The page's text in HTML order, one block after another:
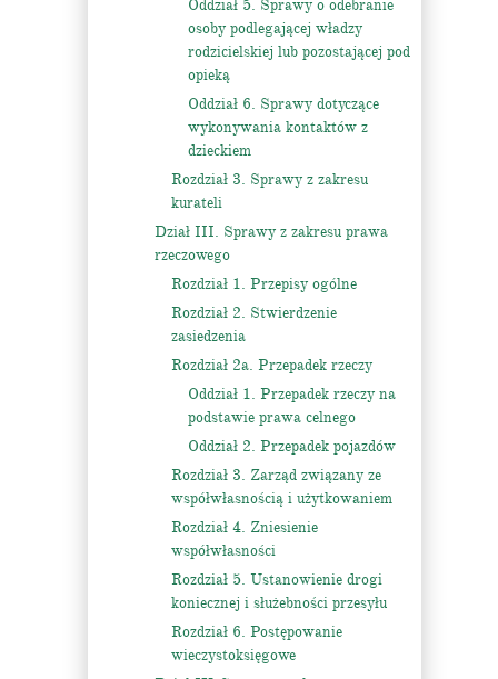
Oddział 5. Sprawy o odebranie
osoby podlegającej władzy
rodzicielskiej lub pozostającej pod
opieką
Oddział 6. Sprawy dotyczące
wykonywania kontaktów z
dzieckiem
Rozdział 3. Sprawy z zakresu
kurateli
Dział III. Sprawy z zakresu prawa
rzeczowego
Rozdział 1. Przepisy ogólne
Rozdział 2. Stwierdzenie
zasiedzenia
Rozdział 2a. Przepadek rzeczy
Oddział 1. Przepadek rzeczy na
podstawie prawa celnego
Oddział 2. Przepadek pojazdów
Rozdział 3. Zarząd związany ze
współwłasnością i użytkowaniem
Rozdział 4. Zniesienie
współwłasności
Rozdział 5. Ustanowienie drogi
koniecznej i służebności przesyłu
Rozdział 6. Postępowanie
wieczystoksięgowe